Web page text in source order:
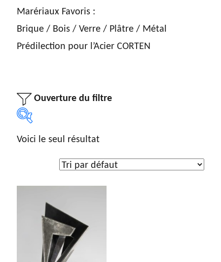
Marériaux Favoris :
Brique / Bois / Verre / Plâtre / Métal
Prédilection pour l’Acier CORTEN
Ouverture du filtre
Dessin(5)
Peinture
Photographie
Voici le seul résultat